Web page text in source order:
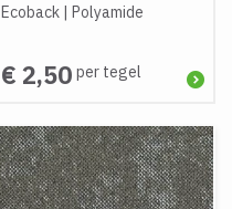
Ecoback | Polyamide
€ 2,50 per tegel